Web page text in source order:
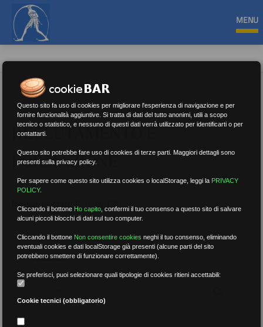
MENU
RECLUTAMENTO E
FORMAZIONE
Nessun risultato.Rimuovi filtri
RICERCA
Questo sito fa uso di cookies per migliorare l'esperienza di navigazione e per
fornire funzionalità aggiuntive. Si tratta di dati del tutto anonimi, utili a scopo
tecnico o statistico, e nessuno di questi dati verrà utilizzato per identificarti o per
contattarti.
Questo sito potrebbe fare uso di cookies di terze parti. Maggiori dettagli sono
presenti sulla privacy policy.
Per sapere come questo sito utilizza cookies o localStorage, leggi la PRIVACY
POLICY.
Cliccando il bottone Ho capito ,confermi il tuo consenso a questo sito di salvare
alcuni piccoli blocchi di dati sul tuo computer.
Cliccando il bottone Non consentire cookies neghi il tuo consenso, eliminando
eventuali cookies e dati localStorage già presenti (alcune parti del sito
potrebbero smettere di funzionare correttamente).
Se preferisci, puoi selezionare quali tipologie di cookies ritieni accettabili:
Cookie tecnici (obbligatorio)